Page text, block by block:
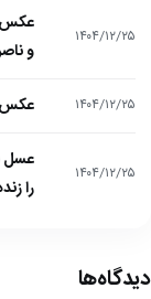
۱۴۰۴/۱۲/۲۵
عکس|
و
۱۴۰۴/۱۲/۲۵ عکس|
۱۴۰۴/۱۲/۲۵
عسل
را
دیدگاه‌ها